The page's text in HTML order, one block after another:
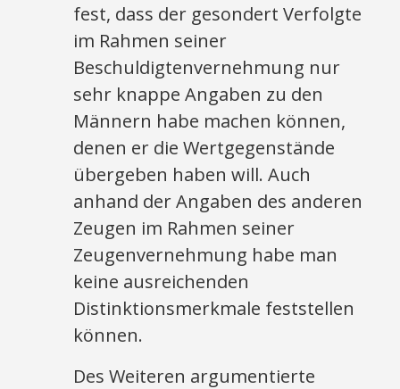
fest, dass der gesondert Verfolgte
im Rahmen seiner
Beschuldigtenvernehmung nur
sehr knappe Angaben zu den
Männern habe machen können,
denen er die Wertgegenstände
übergeben haben will. Auch
anhand der Angaben des anderen
Zeugen im Rahmen seiner
Zeugenvernehmung habe man
keine ausreichenden
Distinktionsmerkmale feststellen
können.
Des Weiteren argumentierte